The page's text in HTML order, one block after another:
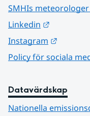
SMHIs meteorologer
Linkedin
Instagram
Policy för sociala
Datavärdskap
Nationella